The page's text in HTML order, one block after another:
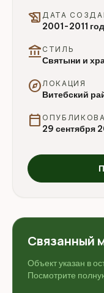
history_edu ДАТА
2001-2011
account_balance СТИЛЬ
Святыни и
exploreЛОКАЦИЯ
Витебский
calendar_today 29 сентября
Связанный
Объект указан в
Посмотрите